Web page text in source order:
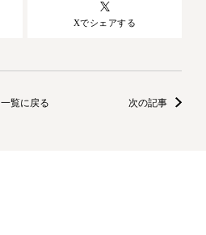
Xでシェアする
一覧に戻る 次の記事